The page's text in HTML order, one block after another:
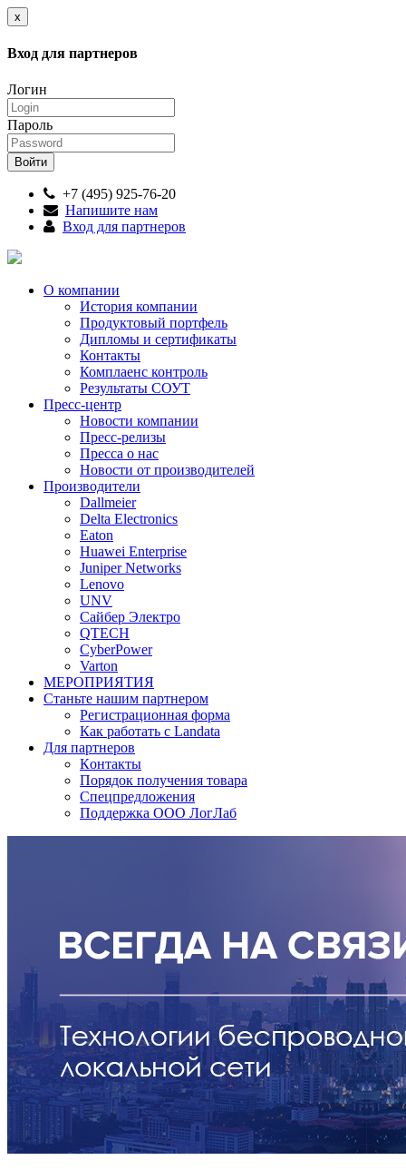
x
Вход для партнеров
Логин
Пароль
+7 (495) 925-76-20
Напишите нам
Вход для партнеров
О компании
История компании
Продуктовый портфель
Дипломы и сертификаты
Контакты
Комплаенс контроль
Результаты СОУТ
Пресс-центр
Новости компании
Пресс-релизы
Пресса о нас
Новости от производителей
Производители
Dallmeier
Delta Electronics
Eaton
Huawei Enterprise
Juniper Networks
Lenovo
UNV
Сайбер Электро
QTECH
CyberPower
Varton
МЕРОПРИЯТИЯ
Станьте нашим партнером
Регистрационная форма
Как работать с Landata
Для партнеров
Кoнтaкты
Порядок получения товара
Спецпредложения
Поддержка ООО ЛогЛаб